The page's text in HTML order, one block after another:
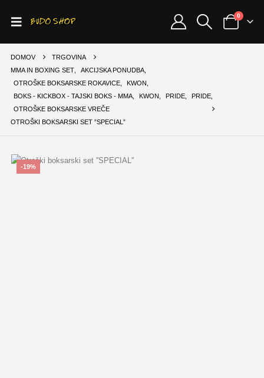
0
DOMOV
TRGOVINA
MMA IN BOXING SET, AKCIJSKA PONUDBA,
OTROŠKE BOKSARSKE ROKAVICE, KWON
BOKS - KICKBOX - TAJSKI BOKS - MMA, KWON PRIDE, PRIDE,
OTROŠKE BOKSARSKE VREČE
OTROŠKI BOKSARSKI SET ”SPECIAL”
-19%